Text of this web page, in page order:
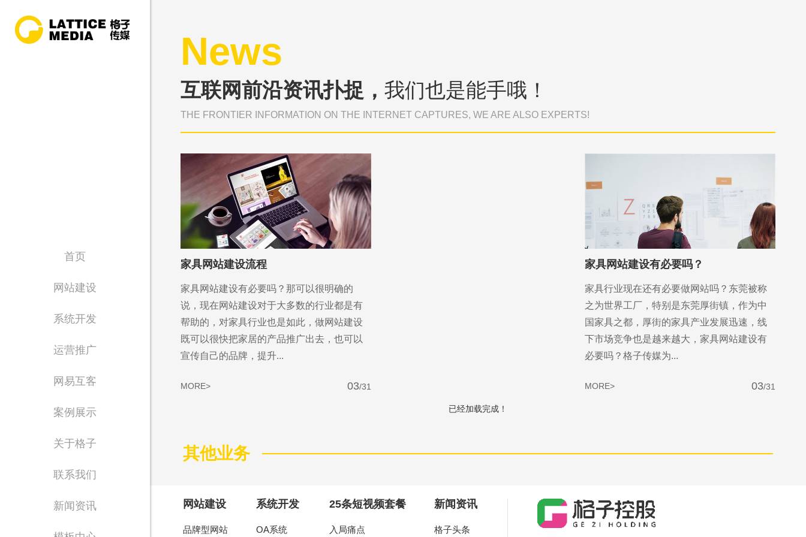
首页
网站建设
系统开发
运营推广
网易互客
案例展示
关于格子
联系我们
新闻资讯
News
互联网前沿资讯扑捉，我们也是能手哦！
THE FRONTIER INFORMATION ON THE INTERNET CAPTURES, WE ARE ALSO EXPERTS!
家具网站建设流程
家具网站建设有必要吗？那可以很明确的
说，现在网站建设对于大多数的行业都是有
帮助的，对家具行业也是如此，做网站建设
既可以很快把家居的产品推广出去，也可以
宣传自己的品牌，提升...
MORE> 03/31
家具网站建设有必要吗？
家具行业现在还有必要做网站吗？东莞被称
之为世界工厂，特别是东莞厚街镇，作为中
国家具之都，厚街的家具产业发展迅速，线
下市场竞争也是越来越大，家具网站建设有
必要吗？格子传媒为...
MORE> 03/31
已经加载完成！
其他业务
网站建设
品牌型网站
系统开发
OA系统
25条短视频套餐
入局痛点
新闻资讯
格子头条
专注东莞网站设计制作，为中小企业打造高端营销型网站。